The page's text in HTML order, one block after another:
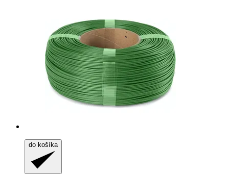
do košíka